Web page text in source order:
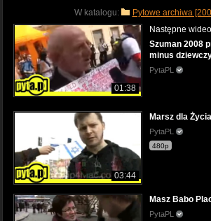
W katalogu: Pytowe archiwa
01:38
Następne
Szuman 2008
minus
PytaPL
03:44
Marsz dla
PytaPL
480p
Masz Babo
PytaPL